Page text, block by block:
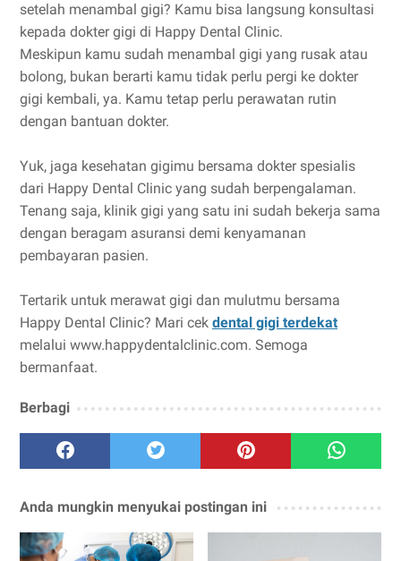
setelah menambal gigi? Kamu bisa langsung konsultasi
kepada dokter gigi di Happy Dental Clinic.
Meskipun kamu sudah menambal gigi yang rusak atau
bolong, bukan berarti kamu tidak perlu pergi ke dokter
gigi kembali, ya. Kamu tetap perlu perawatan rutin
dengan bantuan dokter.
Yuk, jaga kesehatan gigimu bersama dokter spesialis
dari Happy Dental Clinic yang sudah berpengalaman.
Tenang saja, klinik gigi yang satu ini sudah bekerja sama
dengan beragam asuransi demi kenyamanan
pembayaran pasien.
Tertarik untuk merawat gigi dan mulutmu bersama
Happy Dental Clinic? Mari cek dental gigi terdekat
melalui www.happydentalclinic.com. Semoga
bermanfaat.
Berbagi
Anda mungkin menyukai postingan ini